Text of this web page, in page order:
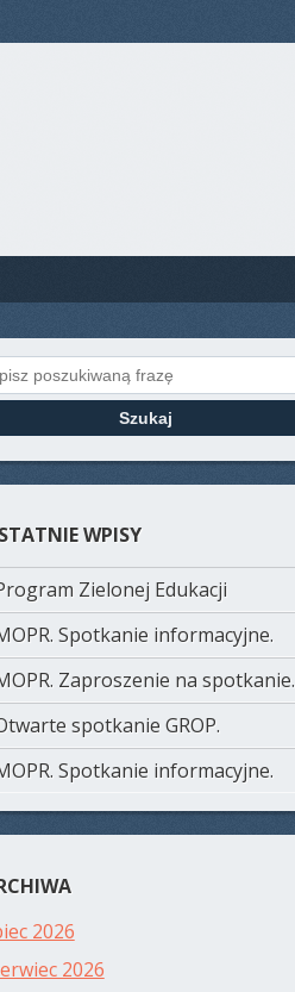
for:
WPISY
Zielonej Edukacji
Spotkanie informacyjne.
Zaproszenie na spotkanie.
spotkanie GROP.
Spotkanie informacyjne.
2026
2026